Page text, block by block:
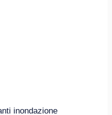
inondazione